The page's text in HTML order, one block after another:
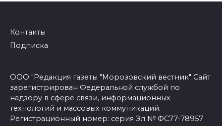
Контакты
Подписка
ООО "Редакция газеты "Морозовский вестник" Сайт
зарегистрирован Федеральной службой по
надзору в сфере связи, информационных
технологий и массовых коммуникаций.
Регистрационный номер: серия Эл № ФС77-78957